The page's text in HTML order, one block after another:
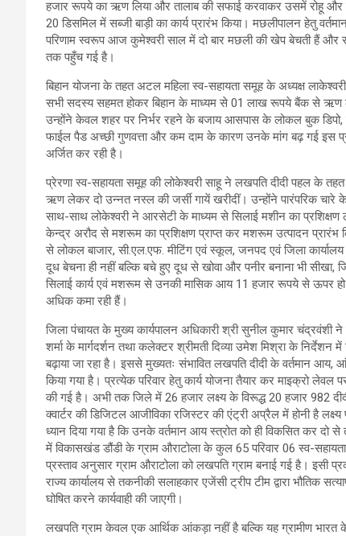
हजार रूपये का ऋण लिया और तालाब की सफाई करवाकर उसमें रोहू
20 डिसमिल में सब्जी बाड़ी का कार्य प्रारंभ किया। मछलीपालन हेतु
परिणाम स्वरूप आज कुमेश्वरी साल में दो बार मछली की खेप बेचती हैं
तक पहुँच गई है।
बिहान योजना के तहत अटल महिला स्व-सहायता समूह के अध्यक्ष
सभी सदस्य सहमत होकर बिहान के माध्यम से 01 लाख रूपये बैंक से ऋण
उन्होंने केवल शहर पर निर्भर रहने के बजाय आसपास के लोकल बुक डिपो,
फाईल पैड अच्छी गुणवत्ता और कम दाम के कारण उनके मांग बढ़ गई इस
अर्जित कर रही है।
प्रेरणा स्व-सहायता समूह की लोकेश्वरी साहू ने लखपति दीदी पहल के
ऋण लेकर दो उन्नत नस्ल की जर्सी गायें खरीदीं। उन्होंने पारंपरिक
साथ-साथ लोकेश्वरी ने आरसेटी के माध्यम से सिलाई मशीन का प्रशिक्षण
केन्द्र अरौद से मशरूम का प्रशिक्षण प्राप्त कर मशरूम उत्पादन प्रारंभ
से लोकल बाजार, सी.एल.एफ. मीटिंग एवं स्कूल, जनपद एवं जिला
दूध बेचना ही नहीं बल्कि बचे हुए दूध से खोवा और पनीर बनाना भी सीखा,
सिलाई कार्य एवं मशरूम से उनकी मासिक आय 11 हजार रूपये से ऊपर
अधिक कमा रही हैं।
जिला पंचायत के मुख्य कार्यपालन अधिकारी श्री सुनील कुमार चंद्रवंशी
शर्मा के मार्गदर्शन तथा कलेक्टर श्रीमती दिव्या उमेश मिश्रा के
बढ़ाया जा रहा है। इससे मुख्यतः संभावित लखपति दीदी के वर्तमान
किया गया है। प्रत्येक परिवार हेतु कार्य योजना तैयार कर माइक्रो
की गई है। अभी तक जिले में 26 हजार लक्ष्य के विरूद्ध 20 हजार 982
क्वार्टर की डिजिटल आजीविका रजिस्टर की एंट्री अप्रैल में होनी है
ध्यान दिया गया है कि उनके वर्तमान आय स्त्रोत को ही विकसित कर दो
में विकासखंड डौंडी के ग्राम औराटोला के कुल 65 परिवार 06 स्व-
प्रस्ताव अनुसार ग्राम औराटोला को लखपति ग्राम बनाई गई है। इसी
राज्य कार्यालय से तकनीकी सलाहकार एजेंसी ट्रीप टीम द्वारा भौतिक
घोषित करने कार्यवाही की जाएगी।
लखपति ग्राम केवल एक आर्थिक आंकड़ा नहीं है बल्कि यह ग्रामीण भारत